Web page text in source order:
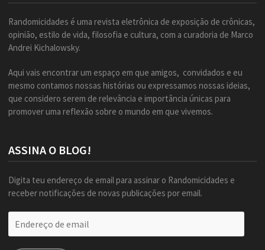
Randomicidades é uma revista eletrônica de exposição de crônicas,
opinião, estilo de vida, filosofia e cultura, com a curadoria de Marco
Andrei Kichalowsky.
Aqui vais encontrar um espaço em que amigos, convidados e eu
mesmo contamos nossas histórias ou expressamos nossas ideias,
que considero serem de relevância e importância únicas para
promover uma reflexão sobre o mundo em que vivemos.
ASSINA O BLOG!
Digita teu endereço de email para assinar o Randomicidades e
receber notificações de novas publicações por email.
de